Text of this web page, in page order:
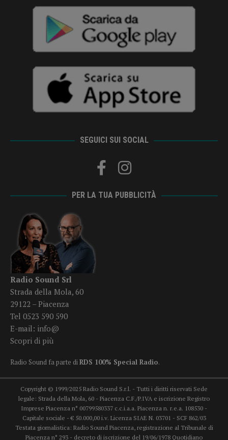
SEGUICI SUI SOCIAL
PER LA TUA PUBBLICITÀ
Radio Sound Srl
Strada della Mola, 60
29122 – Piacenza
Tel 0523 590 590
E-mail: info@
Scopri di più
Radio Sound fa parte diRDS 100% Special Radio.
Copyright © 1999/2025 Radio Sound S.r.l. - Tutti i diritti riservati Sede
legale: Strada della Mola, 60 - Piacenza C.F./P.IVA e iscrizione Registro
Imprese Piacenza n° 00799580337 c.c.i.a.a. Piacenza n. r.e.a. 108530 -
Capitale sociale - € 50.000,00 i.v. Licenza SIAE N. 03701 - SCF 862/03
Testata giornalistica: Radio Sound Piacenza, registrazione al Tribunale di
Piacenza n° 293 - decreto di iscrizione del 19/06/1978 Quotidiano